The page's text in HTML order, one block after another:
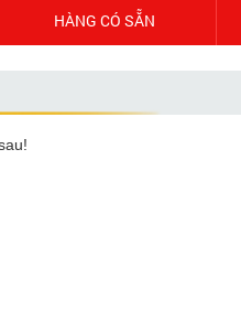
HÀNG CÓ SẴN